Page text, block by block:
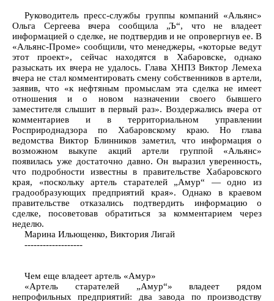
Руководитель пресс-службы группы компаний «Альянс»
Ольга Сергеева вчера сообщила „Ъ“, что не владеет
информацией о сделке, не подтвердив и не опровергнув ее. В
«Альянс-Проме» сообщили, что менеджеры, «которые ведут
этот проект», сейчас находятся в Хабаровске, однако
разыскать их вчера не удалось. Глава ХНПЗ Виктор Лемеха
вчера не стал комментировать смену собственников в артели,
заявив, что «к нефтяным промыслам эта сделка не имеет
отношения и о новом назначении своего бывшего
заместителя слышит в первый раз». Воздержались вчера от
комментариев и в территориальном управлении
Росприроднадзора по Хабаровскому краю. Но глава
ведомства Виктор Блинников заметил, что информация о
возможном выкупе акций артели группой «Альянс»
появилась уже достаточно давно. Он выразил уверенность,
что подробности известны в правительстве Хабаровского
края, «поскольку артель старателей „Амур“ — одно из
градообразующих предприятий края». Однако в краевом
правительстве отказались подтвердить информацию о
сделке, посоветовав обратиться за комментарием через
неделю.
Марина Ильющенко, Виктория Лигай
-------------------
Чем еще владеет артель «Амур»
«Артель старателей „Амур“» владеет рядом
непрофильных предприятий: два завода по производству